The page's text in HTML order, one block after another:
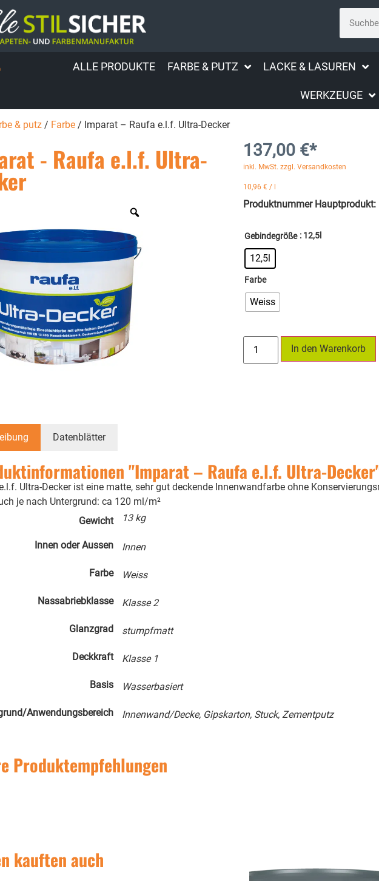
ALLE PRODUKTE FARBE & PUTZ LACKE & LASUREN
WERKZEUGE
& putz/ Farbe/ Imparat – Raufa e.l.f. Ultra-Decker
- Raufa e.l.f. Ultra- 137,00 €*
inkl. MwSt. zzgl. Versandkosten
10,96 € / l
Produktnummer Hauptprodukt:
Gebindegröße : 12,5l
12,5l
Farbe
Weiss
In den Warenkorb
Datenblätter
"Imparat – Raufa e.l.f. Ultra-
Ultra-Decker ist eine matte, sehr gut deckende Innenwandfarbe ohne
je nach Untergrund: ca 120 ml/m²
Gewicht
13 kg
Innen oder Aussen Innen
Farbe Weiss
Nassabriebklasse Klasse 2
Glanzgrad stumpfmatt
Deckkraft Klasse 1
Basis Wasserbasiert
Anwendungsbereich Innenwand/Decke, Gipskarton, Stuck, Zementputz
Produktempfehlungen
kauften auch